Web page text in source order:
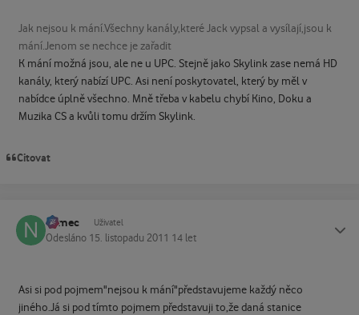
Jak nejsou k mání.Všechny kanály,které Jack vypsal a vysílají,jsou k
mání.Jenom se nechce je zařadit
K mání možná jsou, ale ne u UPC. Stejně jako Skylink zase nemá HD
kanály, který nabízí UPC. Asi není poskytovatel, který by měl v
nabídce úplně všechno. Mně třeba v kabelu chybí Kino, Doku a
Muzika CS a kvůli tomu držím Skylink.
Citovat
namec Uživatel
Odesláno 15. listopadu 2011 14 let
Asi si pod pojmem"nejsou k mání"představujeme každý něco
jiného.Já si pod tímto pojmem představuji to,že daná stanice